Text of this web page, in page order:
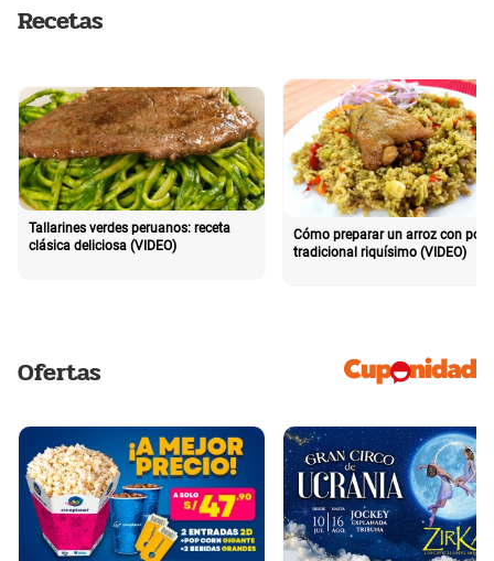
Recetas
Tallarines verdes peruanos: receta
clásica deliciosa (VIDEO)
Cómo preparar un arroz con pollo
tradicional riquísimo (VIDEO)
Ofertas